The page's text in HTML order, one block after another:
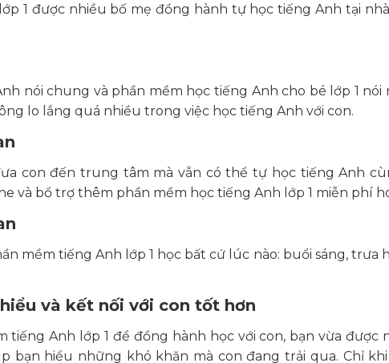
1 được nhiều bố mẹ đồng hành tự học tiếng Anh tại
nói chung và phần mềm học tiếng Anh cho bé lớp 1
lo lắng quá nhiều trong việc học tiếng Anh với con.
con đến trung tâm mà vẫn có thể tự học tiếng Anh
và bổ trợ thêm phần mềm học tiếng Anh lớp 1 miễn phí
mềm tiếng Anh lớp 1 học bất cứ lúc nào: buổi sáng, trưa
và kết nối với con tốt hơn
tiếng Anh lớp 1 để đồng hành học với con, bạn vừa được
bạn hiểu những khó khăn mà con đang trải qua. Chỉ